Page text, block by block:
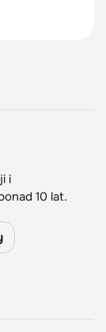
i
10 lat.